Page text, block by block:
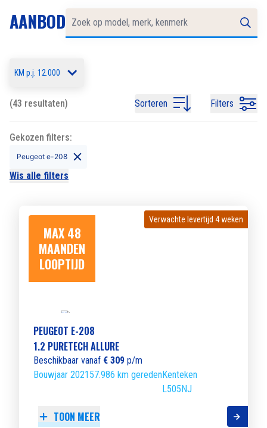
AANBOD
KM p.j. 12.000
(43 resultaten) Sorteren Filters
Gekozen filters:
Peugeot e-208
Wis alle filters
MAX 48
MAANDEN
LOOPTIJD
Verwachte levertijd 4 weken
Verwachte levertijd 4 weken
PEUGEOT E-208
1.2 PURETECH ALLURE
Beschikbaar vanaf € 309 p/m
Bouwjaar 202157.986 km geredenKenteken
L505NJ
TOON MEER